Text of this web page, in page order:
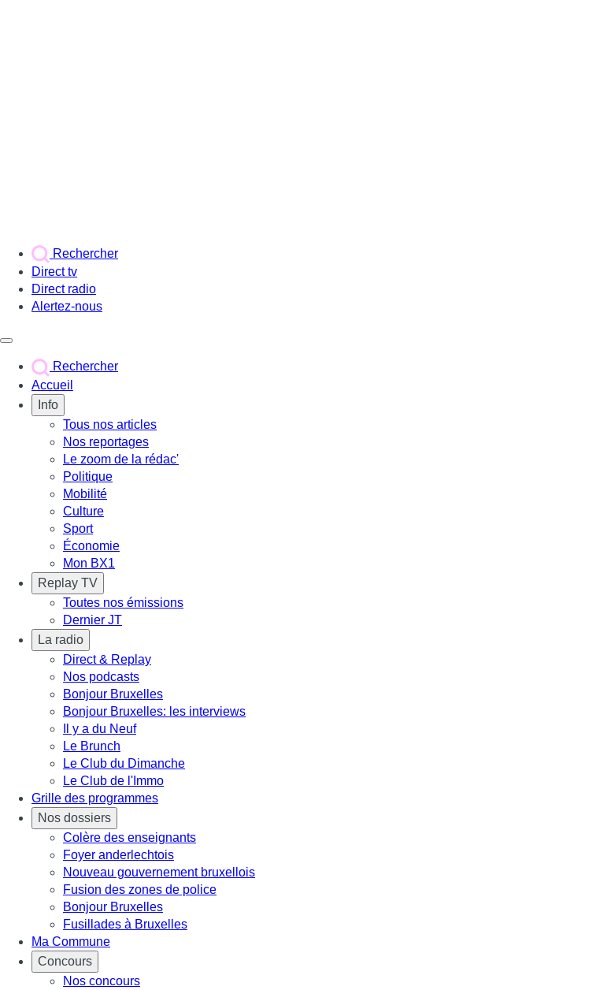
Rechercher
Direct tv
Direct radio
Alertez-nous
Rechercher
Accueil
Info
Tous nos articles
Nos reportages
Le zoom de la rédac'
Politique
Mobilité
Culture
Sport
Économie
Mon BX1
Replay TV
Toutes nos émissions
Dernier JT
La radio
Direct & Replay
Nos podcasts
Bonjour Bruxelles
Bonjour Bruxelles: les interviews
Il y a du Neuf
Le Brunch
Le Club du Dimanche
Le Club de l'Immo
Grille des programmes
Nos dossiers
Colère des enseignants
Foyer anderlechtois
Nouveau gouvernement bruxellois
Fusion des zones de police
Bonjour Bruxelles
Fusillades à Bruxelles
Ma Commune
Concours
Nos concours